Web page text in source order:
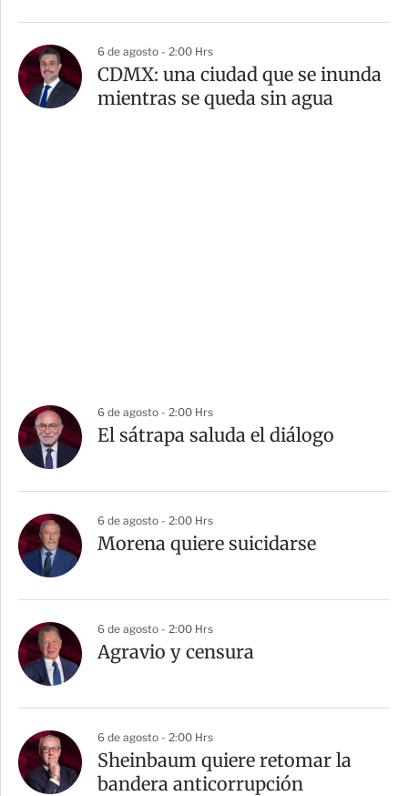
6 de agosto - 2:00 Hrs
CDMX: una ciudad que se inunda
mientras se queda sin agua
6 de agosto - 2:00 Hrs
El sátrapa saluda el diálogo
6 de agosto - 2:00 Hrs
Morena quiere suicidarse
6 de agosto - 2:00 Hrs
Agravio y censura
6 de agosto - 2:00 Hrs
Sheinbaum quiere retomar la
bandera anticorrupción